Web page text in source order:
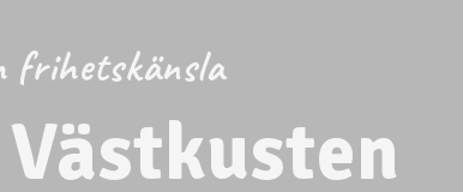
frihetskänsla